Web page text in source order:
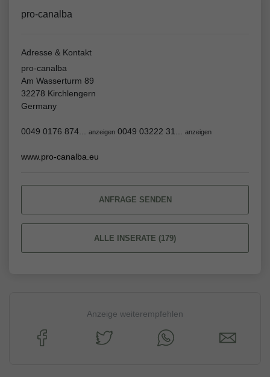
pro-canalba
Adresse & Kontakt
pro-canalba
Am Wasserturm 89
32278 Kirchlengern
Germany
0049 0176 874... anzeigen 0049 03222 31... anzeigen
www.pro-canalba.eu
ANFRAGE SENDEN
ALLE INSERATE (179)
Anzeige weiterempfehlen